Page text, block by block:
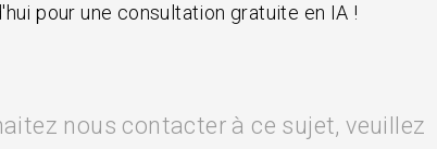
pour une consultation gratuite en IA !
nous contacter à ce sujet, veuillez